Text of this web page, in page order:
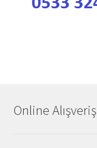
Online Alışveriş